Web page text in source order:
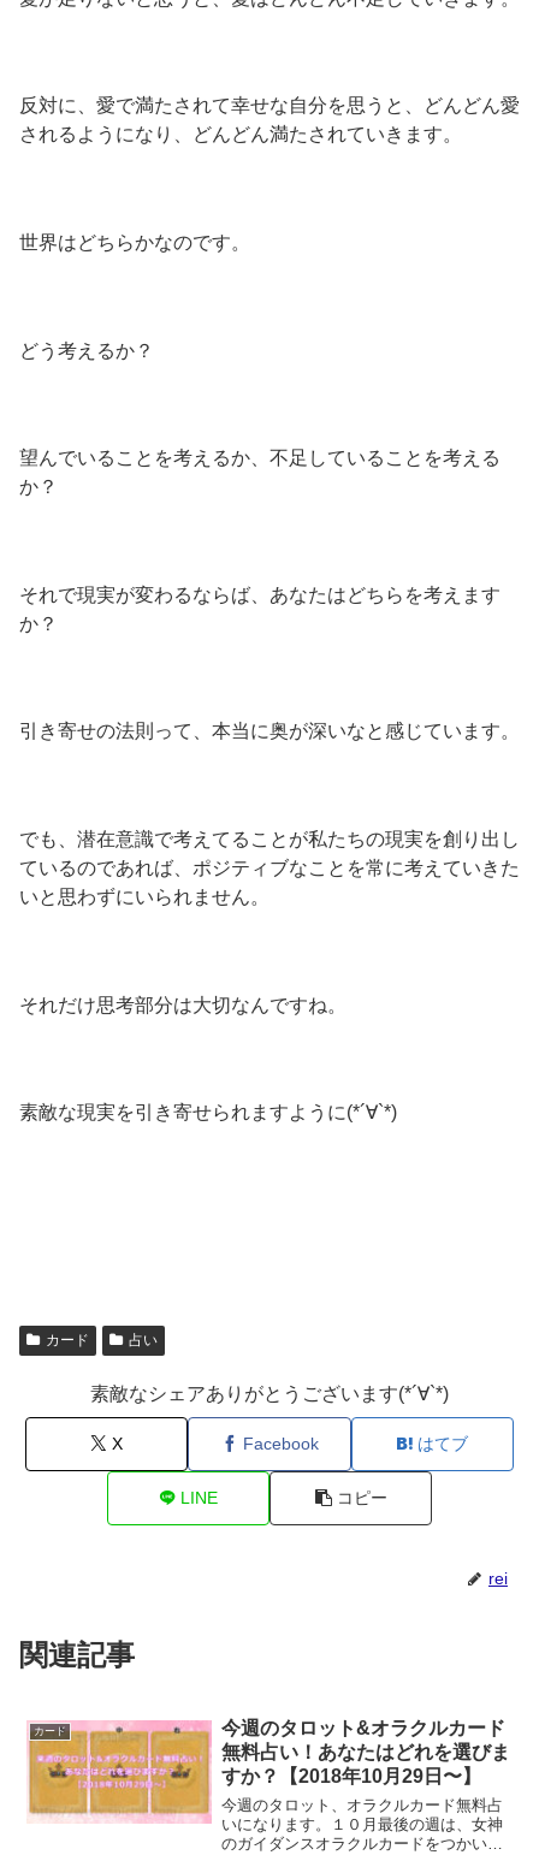
反対に、愛で満たされて幸せな自分を思うと、どんどん愛
されるようになり、どんどん満たされていきます。
世界はどちらかなのです。
どう考えるか？
望んでいることを考えるか、不足していることを考える
か？
それで現実が変わるならば、あなたはどちらを考えます
か？
引き寄せの法則って、本当に奥が深いなと感じています。
でも、潜在意識で考えてることが私たちの現実を創り出し
ているのであれば、ポジティブなことを常に考えていきた
いと思わずにいられません。
それだけ思考部分は大切なんですね。
素敵な現実を引き寄せられますように(*´∀`*)
カード 占い
素敵なシェアありがとうございます(*´∀`*)
X Facebook はてブ
LINE コピー
rei
関連記事
カード
今週のタロット&オラクルカード
無料占い！あなたはどれを選びま
すか？【2018年10月29日〜】
今週のタロット、オラクルカード無料占
いになります。１０月最後の週は、女神
のガイダンスオラクルカードをつかい、